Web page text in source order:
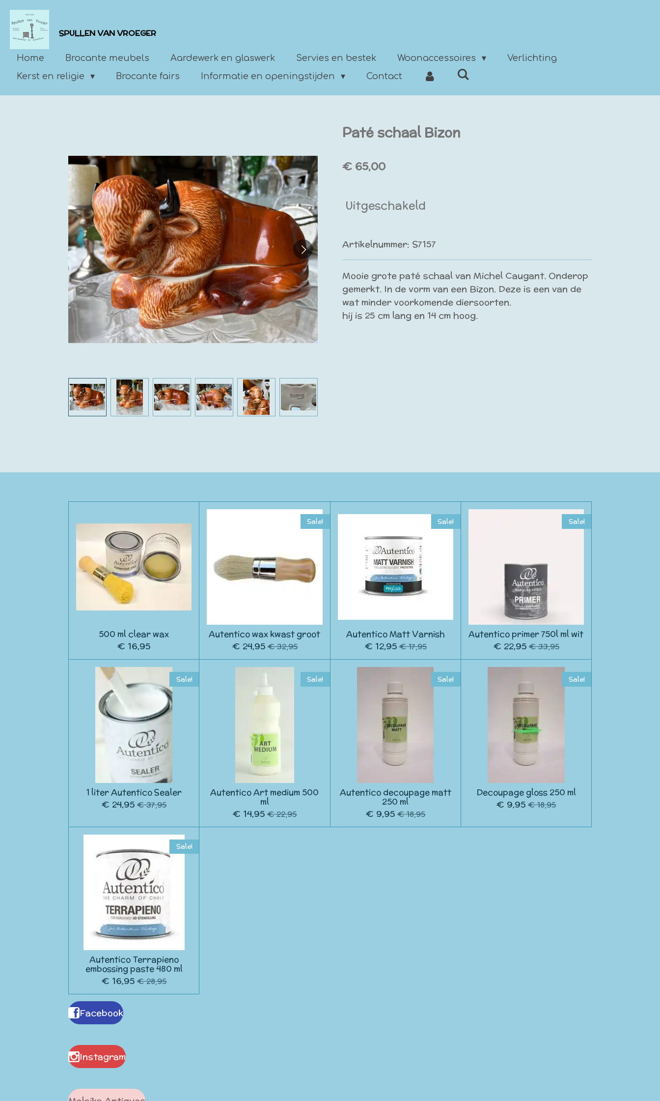
Ga
direct
naar
de
hoofdinhoud
SPULLEN VAN VROEGER
Home Brocante meubels Aardewerk en glaswerk Servies en bestek Woonaccessoires
Verlichting
Kerst en religie
Brocante fairs Informatie en openingstijden Contact
Paté schaal Bizon
€ 65,00
Uitgeschakeld
Artikelnummer: S7157
Mooie grote paté schaal van Michel Caugant. Onderop
gemerkt. In de vorm van een Bizon. Deze is een van de
wat minder voorkomende diersoorten.
hij is 25 cm lang en 14 cm hoog.
500 ml clear wax
€ 16,95
Sale!
Autentico wax kwast groot
€ 24,95 € 32,95
Sale!
Autentico Matt Varnish
€ 12,95 € 17,95
Sale!
Autentico primer 750l ml wit
€ 22,95 € 33,95
Sale!
1 liter Autentico Sealer
€ 24,95 € 37,95
Sale!
Autentico Art medium 500
ml
€ 14,95 € 22,95
Sale!
Autentico decoupage matt
250 ml
€ 9,95 € 18,95
Sale!
Decoupage gloss 250 ml
€ 9,95 € 18,95
Sale!
Autentico Terrapieno
embossing paste 480 ml
€ 16,95 € 28,95
Facebook
Instagram